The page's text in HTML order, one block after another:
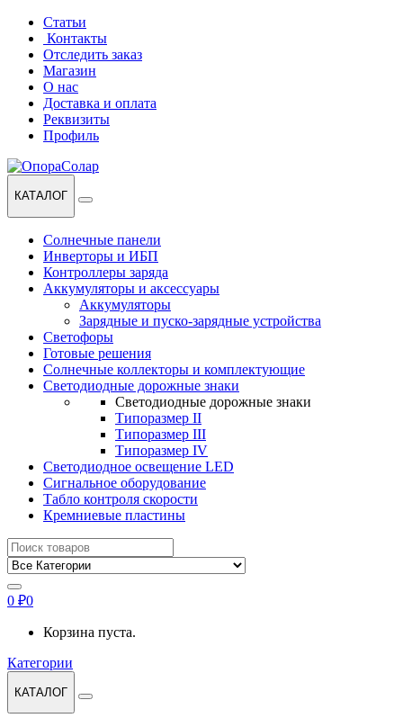
Перейти
навигации
Перейти
содержанию
Статьи
Контакты
Отследить заказ
Магазин
О нас
Доставка и оплата
Реквизиты
Профиль
КАТАЛОГ
Солнечные панели
Инверторы и ИБП
Контроллеры заряда
Аккумуляторы и аксессуары
Аккумуляторы
Зарядные и пуско-зарядные устройства
Светофоры
Готовые решения
Солнечные коллекторы и комплектующие
Светодиодные дорожные знаки
Светодиодные дорожные знаки
Типоразмер II
Типоразмер III
Типоразмер IV
Светодиодное освещение LED
Сигнальное оборудование
Табло контроля скорости
Кремниевые пластины
Найти:
0 ₽0
Корзина пуста.
Категории
КАТАЛОГ